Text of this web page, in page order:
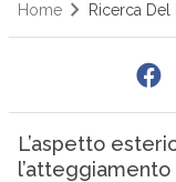
Home Ricerca Del
L’aspetto